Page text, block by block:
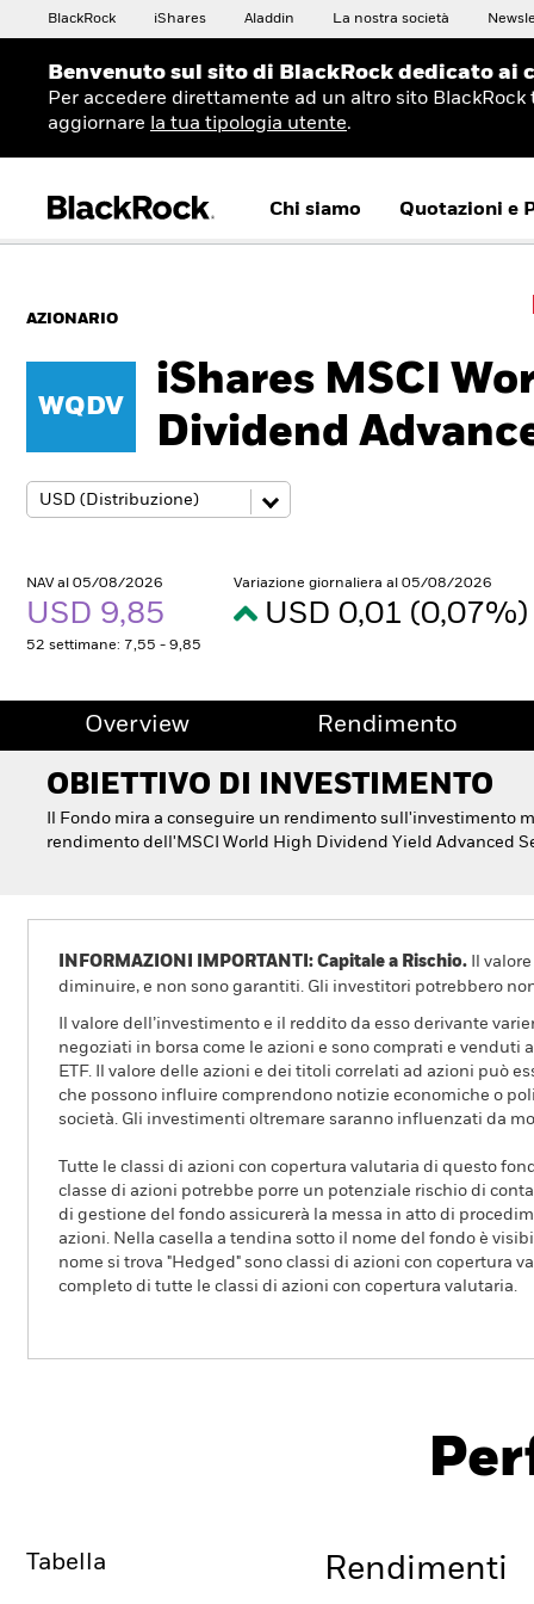
BlackRock iShares Aladdin La nostra società
Benvenuto sul sito di BlackRock dedicato
Per accedere direttamente ad un altro sito
aggiornare
la tua tipologia utente.
Chi siamo Quotazioni e
AZIONARIO
WQDV
iShares MSCI
Dividend
NAV al 05/08/2026
USD 9,85
52 settimane: 7,55 - 9,85
Variazione giornaliera al 05/08/2026
USD 0,01 (0,07%)
Overview Rendimento
OBIETTIVO DI INVESTIMENTO
Il Fondo mira a conseguire un rendimento sull'investimento
rendimento dell'MSCI World High Dividend Yield Advanced
INFORMAZIONI IMPORTANTI: Capitale a Rischio. Il
diminuire, e non sono garantiti. Gli investitori potrebbero
Il valore dell’investimento e il reddito da esso derivante
negoziati in borsa come le azioni e sono comprati e
ETF. Il valore delle azioni e dei titoli correlati ad azioni può
che possono influire comprendono notizie economiche o
società. Gli investimenti oltremare saranno influenzati da
Tutte le classi di azioni con copertura valutaria di questo
classe di azioni potrebbe porre un potenziale rischio di
di gestione del fondo assicurerà la messa in atto di
azioni. Nella casella a tendina sotto il nome del fondo è
nome si trova "Hedged" sono classi di azioni con copertura
completo di tutte le classi di azioni con copertura valutaria.
Tabella Rendimenti